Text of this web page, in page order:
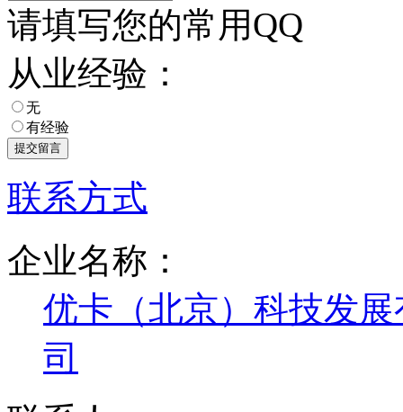
请填写您的常用QQ
从业经验：
无
有经验
联系方式
企业名称：
优卡（北京）科技发
司